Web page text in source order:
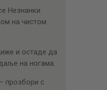
Незнанки
на чистом
и остаде да
на ногама.
прозбори с